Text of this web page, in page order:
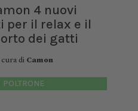
4 nuovi
per il relax e il
dei gatti
di Camon
POLTRONE